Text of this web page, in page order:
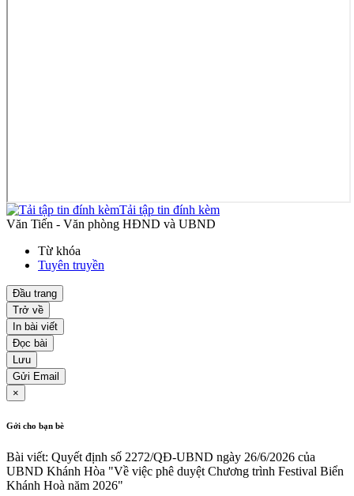
Tải tập tin đính kèm
Văn Tiến - Văn phòng HĐND và UBND
Từ khóa
Tuyên truyền
Đầu trang
Trở về
In bài viết
Đọc bài
Lưu
Gửi Email
×
Gởi cho bạn bè
Bài viết: Quyết định số 2272/QĐ-UBND ngày 26/6/2026 của
UBND Khánh Hòa "Về việc phê duyệt Chương trình Festival Biển
Khánh Hoà năm 2026"